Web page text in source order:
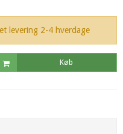
levering 2-4 hverdage
Køb